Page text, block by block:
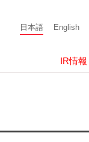
日本語 English
IR情報